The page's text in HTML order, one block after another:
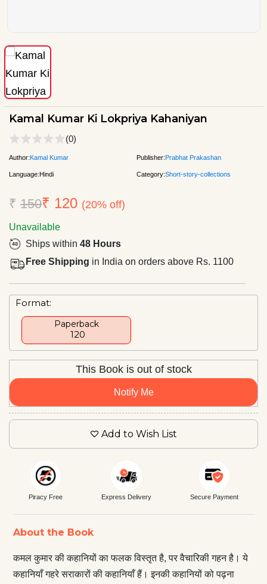
Kamal Kumar Ki Lokpriya Kahaniyan
(0)
Author:Kamal Kumar Publisher:Prabhat Prakashan
Language:Hindi Category:Short-story-collections
₹ 150₹ 120 (20% off)
Unavailable
Ships within 48 Hours
Free Shipping in India on orders above Rs. 1100
Format:
Paperback
₹ 120
This Book is out of stock
Notify Me
Add to Wish List
Piracy Free Express Delivery Secure Payment
About the Book
कमल कुमार की कहानियों का फलक विस्तृत है, पर वैचारिकी गहन है। ये
कहानियाँ गहरे सराकारों की कहानियाँ हैं। इनकी कहानियों को पढ़ना